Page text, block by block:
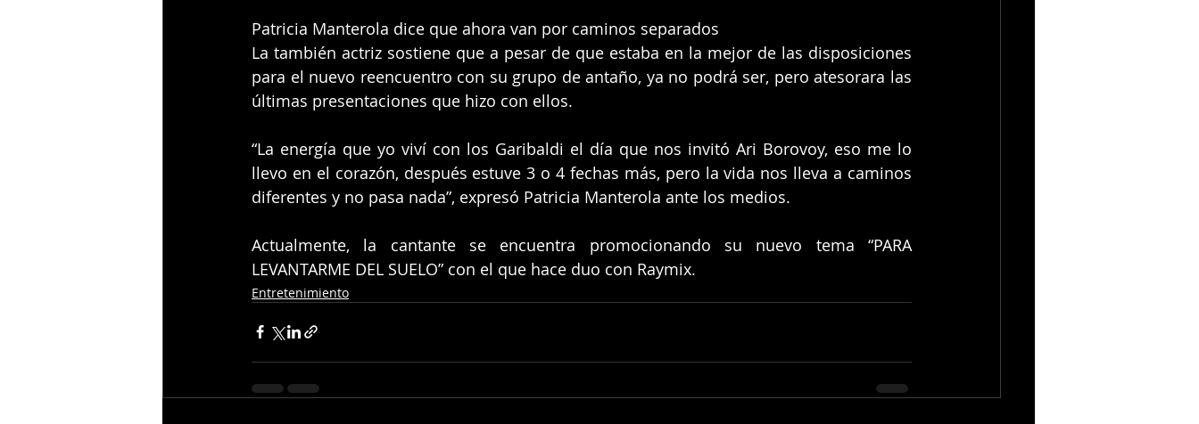
Patricia Manterola dice que ahora van por caminos separados
La también actriz sostiene que a pesar de que estaba en la mejor de las disposiciones
para el nuevo reencuentro con su grupo de antaño, ya no podrá ser, pero atesorara las
últimas presentaciones que hizo con ellos.
“La energía que yo viví con los Garibaldi el día que nos invitó Ari Borovoy, eso me lo
llevo en el corazón, después estuve 3 o 4 fechas más, pero la vida nos lleva a caminos
diferentes y no pasa nada”, expresó Patricia Manterola ante los medios.
Actualmente, la cantante se encuentra promocionando su nuevo tema “PARA
LEVANTARME DEL SUELO” con el que hace duo con Raymix.
Entretenimiento